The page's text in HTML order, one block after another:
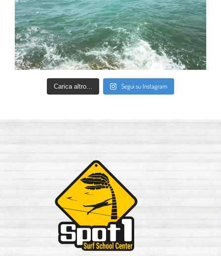
Carica altro... Segui su Instagram